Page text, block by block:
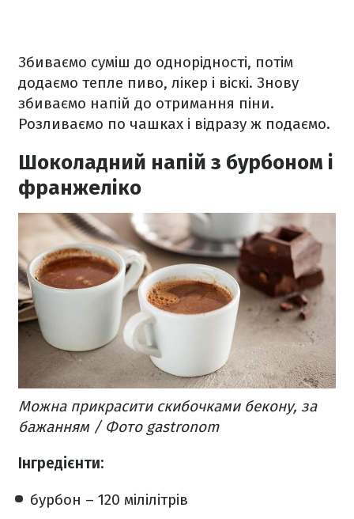
Збиваємо суміш до однорідності, потім
додаємо тепле пиво, лікер і віскі. Знову
збиваємо напій до отримання піни.
Розливаємо по чашках і відразу ж подаємо.
Шоколадний напій з бурбоном і
франжеліко
Можна прикрасити скибочками бекону, за
бажанням / Фото gastronom
Інгредієнти:
бурбон – 120 мілілітрів